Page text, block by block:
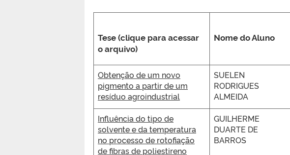
Tese (clique para acessar
o arquivo)
Nome do Aluno
Obtenção de um novo
pigmento a partir de um
resíduo agroindustrial
SUELEN
RODRIGUES
ALMEIDA
Influência do tipo de
solvente e da temperatura
no processo de rotofiação
de fibras de poliestireno
GUILHERME
DUARTE DE
BARROS